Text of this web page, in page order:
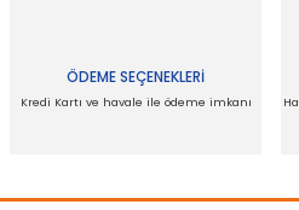
ÖDEME SEÇENEKLERİ
Kredi Kartı ve havale ile ödeme imkanı